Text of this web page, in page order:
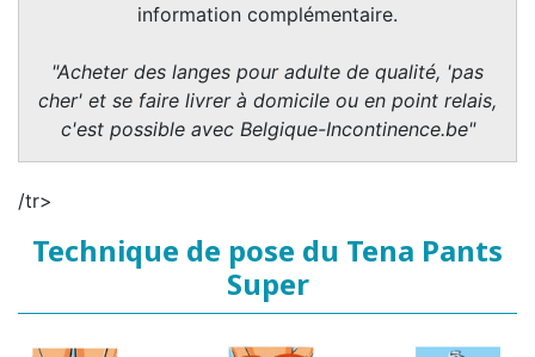
information complémentaire.
"Acheter des langes pour adulte de qualité, 'pas
cher' et se faire livrer à domicile ou en point relais,
c'est possible avec Belgique-Incontinence.be"
/tr>
Technique de pose du Tena Pants
Super